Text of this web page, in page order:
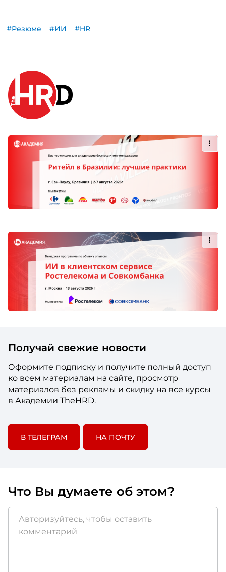
#Резюме #ИИ #HR
Получай свежие новости
Оформите подписку и получите полный доступ
ко всем материалам на сайте, просмотр
материалов без рекламы и скидку на все курсы
в Академии TheHRD.
В ТЕЛЕГРАМ НА ПОЧТУ
Что Вы думаете об этом?